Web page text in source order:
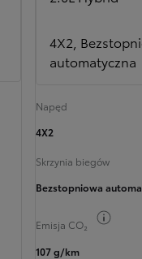
4X2,
automatyczna
Napęd
4X2
Skrzynia biegów
Bezstopniowa
Emisja CO₂
107 g/km